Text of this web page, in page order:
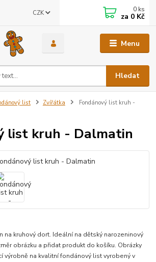
Menu
CZK
Hledat
0 ks
za 0 Kč
list Zvířátka
Fondánový list kruh -
list kruh - Dalmatin
na kruhový dort. Ideální na dětský narozeninový
obrázku a přidat produkt do košíku. Obrázky
výrobně na kvalitní fondánový list vyrobený v